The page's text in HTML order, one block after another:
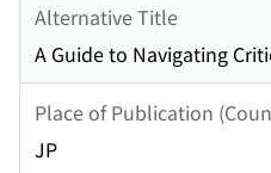
Alternative Title
A Guide to Navigating
Place of Publication
JP